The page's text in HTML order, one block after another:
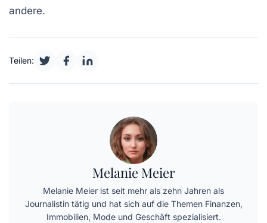
andere.
Teilen:
Melanie Meier
Melanie Meier ist seit mehr als zehn Jahren als
Journalistin tätig und hat sich auf die Themen Finanzen,
Immobilien, Mode und Geschäft spezialisiert.